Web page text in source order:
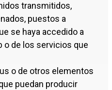
transmitidos,
puestos a
se haya accedido a
o de los servicios que
o de otros elementos
puedan producir